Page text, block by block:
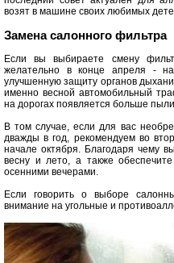
возят в машине своих любимых
Замена салонного фильтра
Если вы выбираете смену
желательно в конце апреля -
улучшенную защиту органов
именно весной автомобильный
на дорогах появляется больше
В том случае, если для вас
дважды в год, рекомендуем во
начале октября. Благодаря чему
весну и лето, а также
осенними вечерами.
Если говорить о выборе
внимание на угольные и